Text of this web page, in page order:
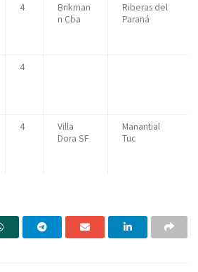
4
Brikman
n Cba
Riberas del
Paraná
4
4
Villa
Dora SF
Manantial
Tuc